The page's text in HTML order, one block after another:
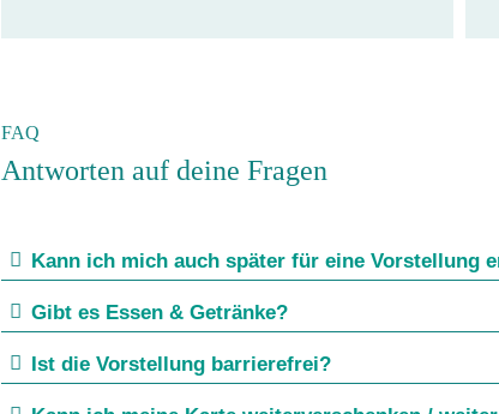
FAQ
Antworten auf deine Fragen
Kann ich mich auch später für eine Vorstellung
Gibt es Essen & Getränke?
Ist die Vorstellung barrierefrei?